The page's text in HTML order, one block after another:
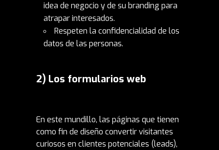
idea de negocio y de su branding para
atrapar interesados.
Respeten la confidencialidad de los
datos de las personas.
2) Los formularios web
En este mundillo, las páginas que tienen
como fin de diseño convertir visitantes
curiosos en clientes potenciales (leads),